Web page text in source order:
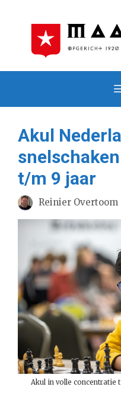
Akul
t/m 9 jaar
Reinier Overtoom
Akul in volle concentratie